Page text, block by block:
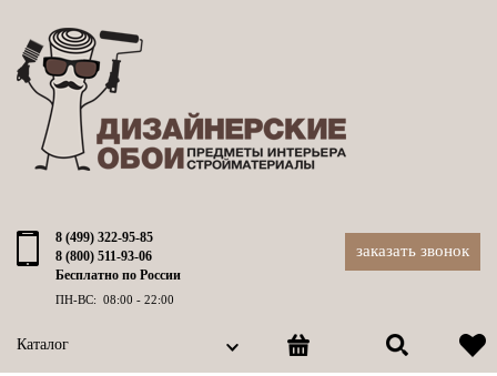
8 (499) 322-95-85
8 (800) 511-93-06
Бесплатно по России
ПН-ВС: 08:00 - 22:00
заказать звонок
Каталог